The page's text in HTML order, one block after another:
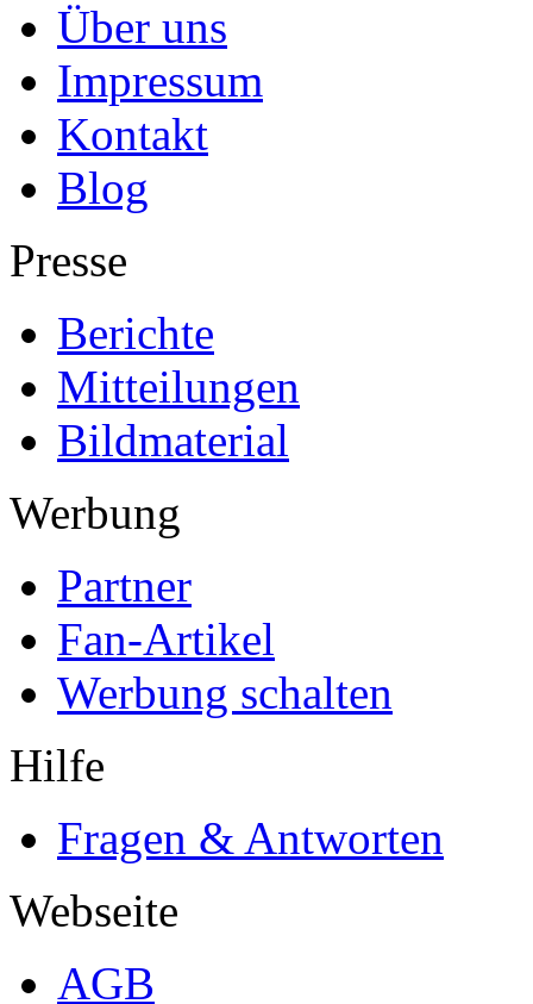
Über uns
Impressum
Kontakt
Blog
Presse
Berichte
Mitteilungen
Bildmaterial
Werbung
Partner
Fan-Artikel
Werbung schalten
Hilfe
Fragen & Antworten
Webseite
AGB